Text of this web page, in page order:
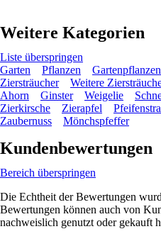
Weitere Kategorien
Liste überspringen
Garten
Pflanzen
Ziersträucher
Weitere
Ahorn
Ginster Weigelie
Zierkirsche
Zierapfel
Zaubernuss
Mönchspfeffer
Kundenbewertungen
Bereich überspringen
Die Echtheit der Bewertungen
Bewertungen können auch von
nachweislich genutzt oder gekauft